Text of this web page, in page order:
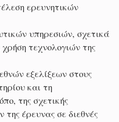
ερευνητικών
υπηρεσιών, σχετικά
τεχνολογιών της
εξελίξεων στους
και τη
της σχετικής
έρευνας σε διεθνές